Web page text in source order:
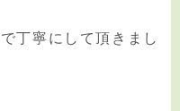
丁寧にして頂きまし